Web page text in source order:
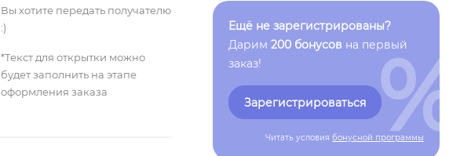
Вы хотите передать получателю
:)
*Текст для открытки можно
будет заполнить на этапе
оформления заказа
Ещё не зарегистрированы?
Дарим 200 бонусов на первый
заказ!
Зарегистрироваться
Читать условия бонусной программы
%